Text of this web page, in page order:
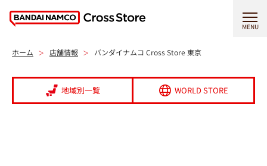
MENU
ホーム 店舗情報 バンダイナムコ Cross Store 東京
地域別一覧 WORLD STORE